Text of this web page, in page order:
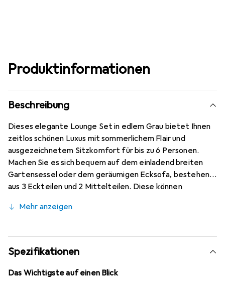
Produktinformationen
Beschreibung
Dieses elegante Lounge Set in edlem Grau bietet Ihnen
zeitlos schönen Luxus mit sommerlichem Flair und
ausgezeichnetem Sitzkomfort für bis zu 6 Personen.
Machen Sie es sich bequem auf dem einladend breiten
Gartensessel oder dem geräumigen Ecksofa, bestehend
aus 3 Eckteilen und 2 Mittelteilen. Diese können
und bieten somit vielseitige, flexible
Rückenkissen verfügen über eine dicke
Schaumstoffpolsterung. Die grauen Bezüge aus
hochwertigen Olefin Kunstfasern sind dank ihrer
schmutz- und feuchtigkeitsabweisenden Beschichtung
Mehr anzeigen
Spezifikationen
Das Wichtigste auf einen Blick